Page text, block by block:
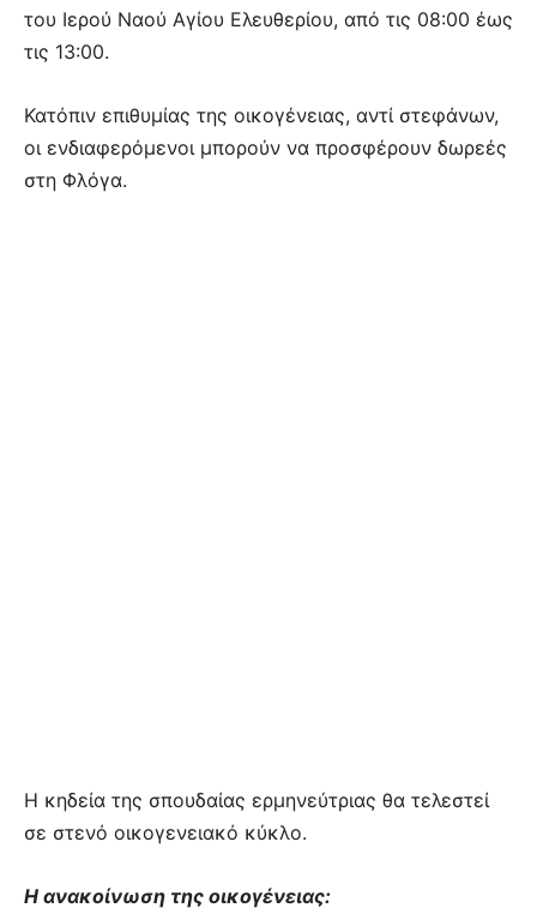
του Ιερού Ναού Αγίου Ελευθερίου, από τις 08:00 έως
τις 13:00.
Κατόπιν επιθυμίας της οικογένειας, αντί στεφάνων,
οι ενδιαφερόμενοι μπορούν να προσφέρουν δωρεές
στη Φλόγα.
Η κηδεία της σπουδαίας ερμηνεύτριας θα τελεστεί
σε στενό οικογενειακό κύκλο.
Η ανακοίνωση της οικογένειας: